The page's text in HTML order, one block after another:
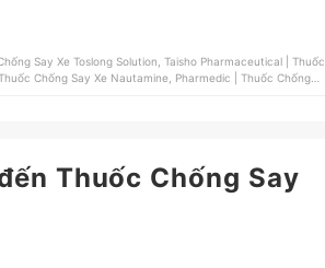
Say Xe Toslong Solution, Taisho Pharmaceutical | Thuốc
Chống Say Xe Nautamine, Pharmedic | Thuốc Chống
Thuốc Chống Say